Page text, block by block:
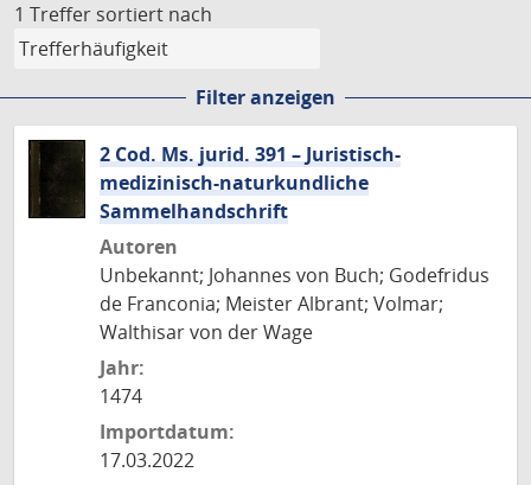
1 Treffer sortiert nach
Filter anzeigen
2 Cod. Ms. jurid. 391 – Juristisch-
medizinisch-naturkundliche
Sammelhandschrift
Autoren
Unbekannt; Johannes von Buch; Godefridus
de Franconia; Meister Albrant; Volmar;
Walthisar von der Wage
Jahr:
1474
Importdatum:
17.03.2022